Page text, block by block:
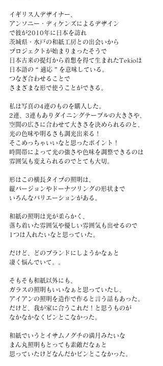
イギリス人デザイナー、
アンソニー・ディケンズによるデザイン
で彼が2010年に日本を訪れ
茨城県・水戸の和紙工房との出会いから
プロジェクトが始まりまったそうで
日本古来の提灯から着想を得て生まれたTekioは
日本語の “ 適応 ” を意味している。
つなぎ合わせることで
さまざまな形で使うことができる。
私は写真の4連のものを購入した。
2連、3連もありダイニングテーブルの大きさや、
空間の広さに合わせて大きさを決められるのと、
光の色味や明るさも調光出来る！
そこめっちゃいいなと思ったポイント！
時間帯によって光の強さや色味を調整できるのは
雰囲気も変えられるのでとても大切。
形はこの横長タイプの照明は、
縦バージョンやドーナツリングの形状まで
いろんなバリエーションがある。
和紙の照明は光が柔らかく、
落ち着いた雰囲気や優しい雰囲気も出せるので
1つは入れたいなと思っていた。
だけど、どのブランドにしようかなぁと
凄く悩んでいて。。
そもそも和紙以外にも、
ガラスの照明もいいなぁと思っていたし、
アイアンの照明を造作で作ると言う話もあった。
だけど、我が家に合うこれだ！と思うものが
なかなかなくピンとこなかった。
和紙でいうとイサムノグチの満月みたいな
まん丸照明もとっても素敵だなぁと
思っていたけどなんだかピンとこなかった。